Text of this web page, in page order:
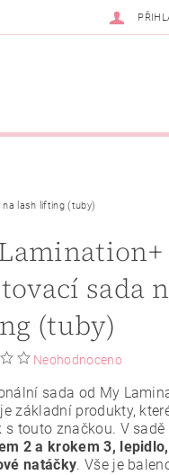
lash lifting (tuby)
sada
(tuby)
Neohodnoceno
sada od My
základní produkty,
s touto značkou. V
2 a krokem 3,
natáčky. Vše je